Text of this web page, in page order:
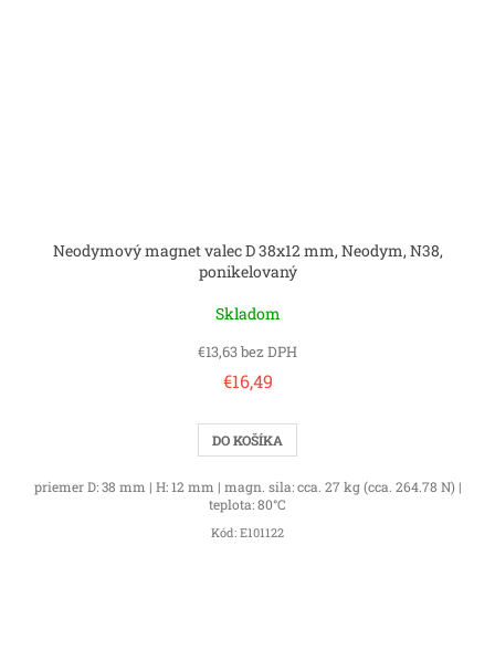
Neodymový magnet valec D 38x12 mm, Neodym, N38,
ponikelovaný
Skladom
€13,63 bez DPH
€16,49
DO KOŠÍKA
priemer D: 38 mm | H: 12 mm | magn. sila: cca. 27 kg (cca. 264.78 N) |
teplota: 80°C
Kód: E101122